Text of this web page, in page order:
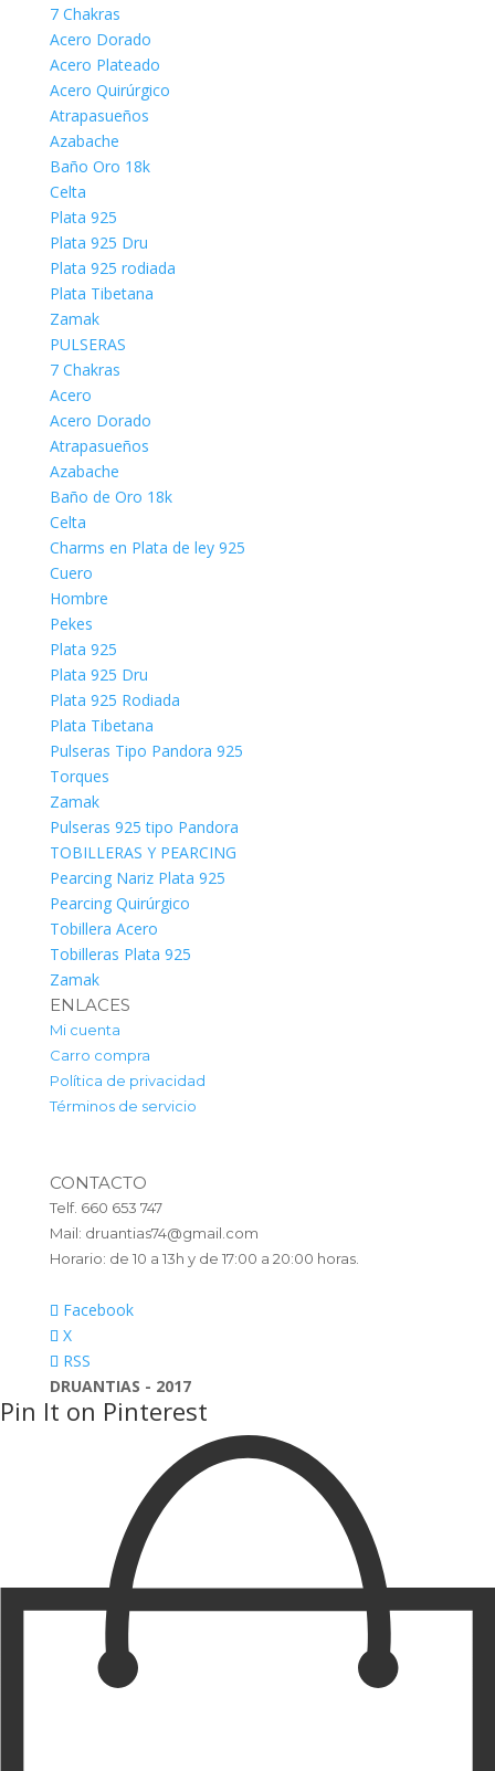
7 Chakras
Acero Dorado
Acero Plateado
Acero Quirúrgico
Atrapasueños
Azabache
Baño Oro 18k
Celta
Plata 925
Plata 925 Dru
Plata 925 rodiada
Plata Tibetana
Zamak
PULSERAS
7 Chakras
Acero
Acero Dorado
Atrapasueños
Azabache
Baño de Oro 18k
Celta
Charms en Plata de ley 925
Cuero
Hombre
Pekes
Plata 925
Plata 925 Dru
Plata 925 Rodiada
Plata Tibetana
Pulseras Tipo Pandora 925
Torques
Zamak
Pulseras 925 tipo Pandora
TOBILLERAS Y PEARCING
Pearcing Nariz Plata 925
Pearcing Quirúrgico
Tobillera Acero
Tobilleras Plata 925
Zamak
ENLACES
Mi cuenta
Carro compra
Política de privacidad
Términos de servicio
CONTACTO
Telf. 660 653 747
Mail: druantias74@gmail.com
Horario: de 10 a 13h y de 17:00 a 20:00 horas.
Facebook
X
RSS
DRUANTIAS - 2017
Pin It on Pinterest